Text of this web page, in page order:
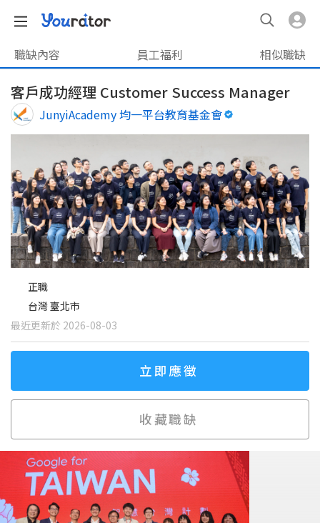
職缺內容 員工福利 相似職缺
客戶成功經理 Customer Success Manager
JunyiAcademy 均一平台教育基金會
正職
台灣 臺北市
最近更新於 2026-08-03
立即應徵
收藏職缺